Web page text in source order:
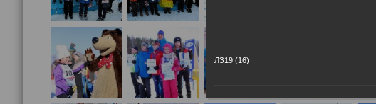
ЛЗ19 (16)